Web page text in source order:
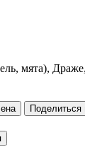
мята),